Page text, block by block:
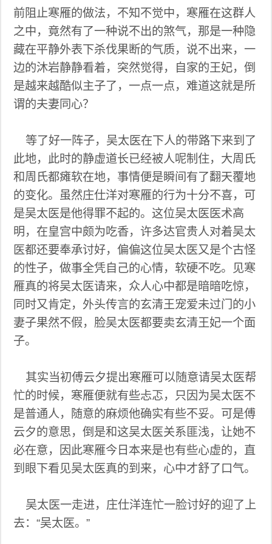
前阻止寒雁的做法，不知不觉中，寒雁在这群人
之中，竟然有了一种说不出的煞气，那是一种隐
藏在平静外表下杀伐果断的气质，说不出来，一
边的沐岩静静看着，突然觉得，自家的王妃，倒
是越来越酷似主子了，一点一点，难道这就是所
谓的夫妻同心？
等了好一阵子，吴太医在下人的带路下来到了
此地，此时的静虚道长已经被人呢制住，大周氏
和周氏都瘫软在地，事情便是瞬间有了翻天覆地
的变化。虽然庄仕洋对寒雁的行为十分不喜，可
是吴太医是他得罪不起的。这位吴太医医术高
明，在皇宫中颇为吃香，许多达官贵人对着吴太
医都还要奉承讨好，偏偏这位吴太医又是个古怪
的性子，做事全凭自己的心情，软硬不吃。见寒
雁真的将吴太医请来，众人心中都是暗暗吃惊，
同时又肯定，外头传言的玄清王宠爱未过门的小
妻子果然不假，脸吴太医都要卖玄清王妃一个面
子。
其实当初傅云夕提出寒雁可以随意请吴太医帮
忙的时候，寒雁便就有些忐忑，只因为吴太医不
是普通人，随意的麻烦他确实有些不妥。可是傅
云夕的意思，倒是和这吴太医关系匪浅，让她不
必在意，因此寒雁今日本来是也有些心虚的，直
到眼下看见吴太医真的到来，心中才舒了口气。
吴太医一走进，庄仕洋连忙一脸讨好的迎了上
去：“吴太医。”